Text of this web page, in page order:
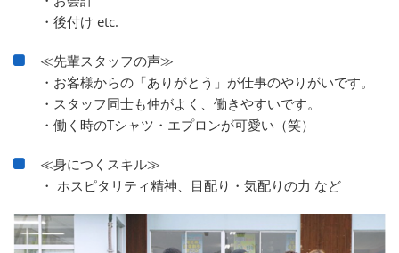
・後付け etc.
≪先輩スタッフの声≫
・お客様からの「ありがとう」が仕事のやりがいです。
・スタッフ同士も仲がよく、働きやすいです。
・働く時のTシャツ・エプロンが可愛い（笑）
≪身につくスキル≫
・ ホスピタリティ精神、目配り・気配りの力 など